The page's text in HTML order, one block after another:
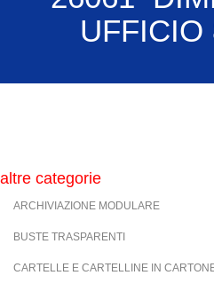
UFFICIO
altre categorie
ARCHIVIAZIONE MODULARE
BUSTE TRASPARENTI
CARTELLE E CARTELLINE IN